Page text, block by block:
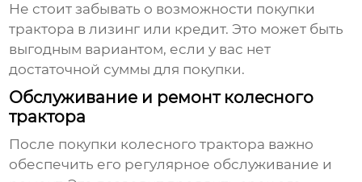
Не стоит забывать о возможности покупки
трактора в лизинг или кредит. Это может быть
выгодным вариантом, если у вас нет
достаточной суммы для покупки.
Обслуживание и ремонт колесного
трактора
После покупки колесного трактора важно
обеспечить его регулярное обслуживание и